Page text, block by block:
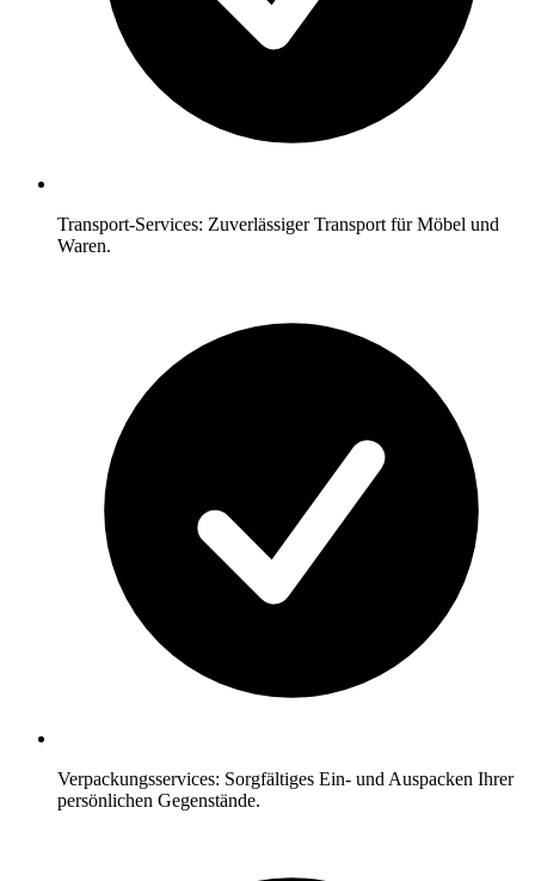
Transport-Services: Zuverlässiger Transport für Möbel und
Waren.
Verpackungsservices: Sorgfältiges Ein- und Auspacken Ihrer
persönlichen Gegenstände.